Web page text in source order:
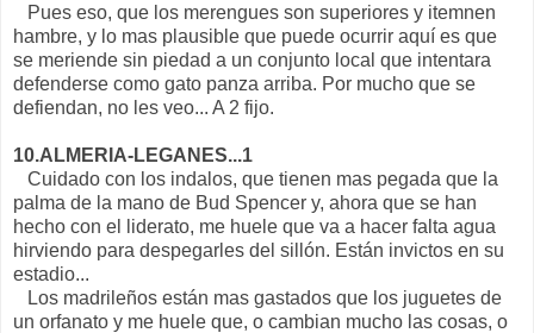
Pues eso, que los merengues son superiores y itemnen
hambre, y lo mas plausible que puede ocurrir aquí es que
se meriende sin piedad a un conjunto local que intentara
defenderse como gato panza arriba. Por mucho que se
defiendan, no les veo... A 2 fijo.
10.ALMERIA-LEGANES...1
Cuidado con los indalos, que tienen mas pegada que la
palma de la mano de Bud Spencer y, ahora que se han
hecho con el liderato, me huele que va a hacer falta agua
hirviendo para despegarles del sillón. Están invictos en su
estadio...
Los madrileños están mas gastados que los juguetes de
un orfanato y me huele que, o cambian mucho las cosas, o